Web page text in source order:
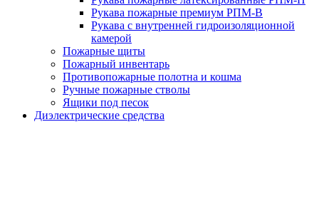
Рукава пожарные премиум РПМ-В
Рукава с внутренней гидроизоляционной
камерой
Пожарные щиты
Пожарный инвентарь
Противопожарные полотна и кошма
Ручные пожарные стволы
Ящики под песок
Диэлектрические средства